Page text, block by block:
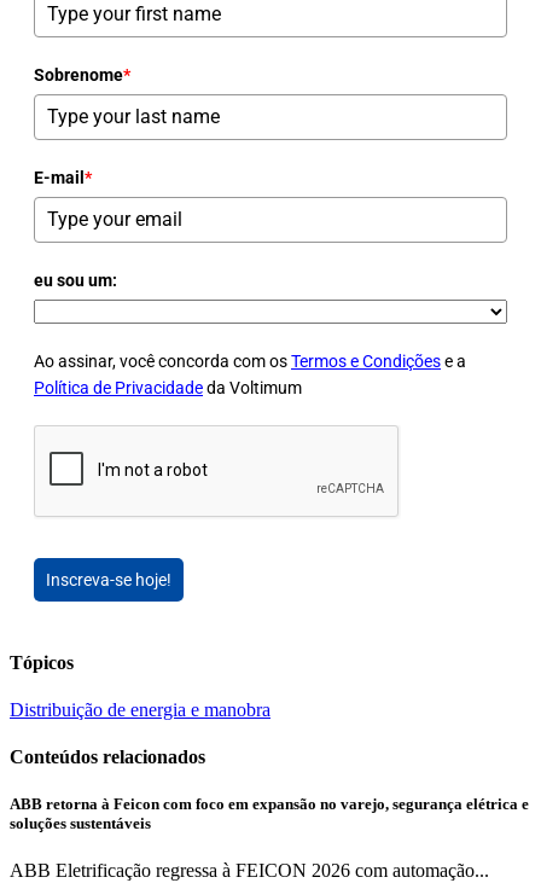
Sobrenome*
E-mail *
eu sou um:
Ao assinar, você concorda com osTermos e Condiçõese a
Política de Privacidadeda Voltimum
Inscreva-se hoje!
Tópicos
Distribuição de energia e manobra
Conteúdos relacionados
ABB retorna à Feicon com foco em expansão no varejo, segurança elétrica e
soluções sustentáveis
ABB Eletrificação regressa à FEICON 2026 com automação...